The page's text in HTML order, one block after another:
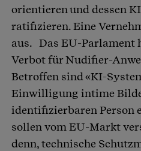
orientieren und dessen
ratifizieren. Eine
aus. Das EU-Parlament
Verbot für Nudifier-
Betroffen sind «KI-
Einwilligung intime
identifizierbaren Person
sollen vom EU-Markt
denn, technische